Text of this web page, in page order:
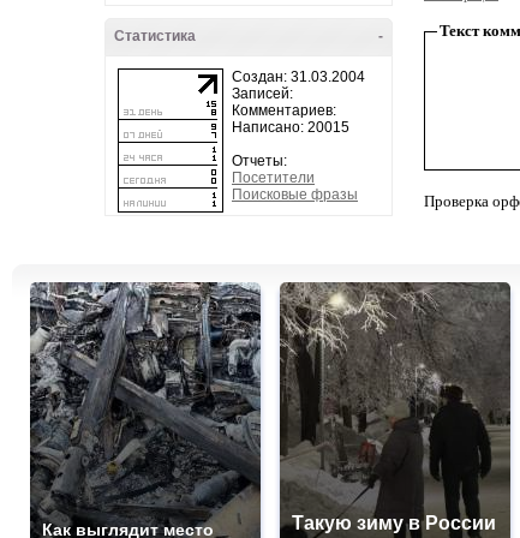
-
Статистика
Создан: 31.03.2004
Записей:
Комментариев:
Написано: 20015
Отчеты:
Посетители
Поисковые фразы
Текст
Проверка
Как выглядит место
Такую зиму в России